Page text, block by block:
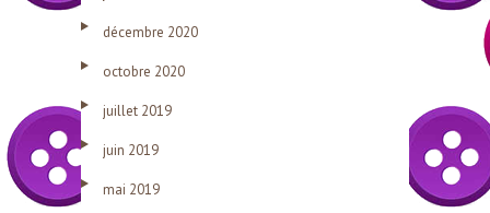
décembre 2020
octobre 2020
juillet 2019
juin 2019
mai 2019